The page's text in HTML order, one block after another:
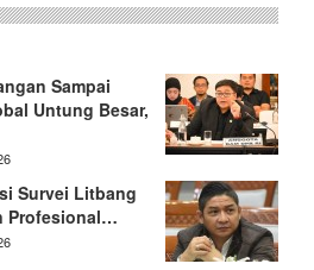
Sampai
Untung Besar,
Survei Litbang
Profesional…